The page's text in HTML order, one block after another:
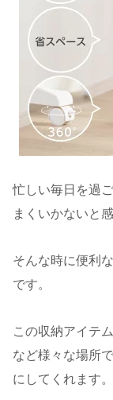
忙しい毎日を過
まくいかないと
そんな時に便利
です。
この収納アイテ
など様々な場所
にしてくれます。